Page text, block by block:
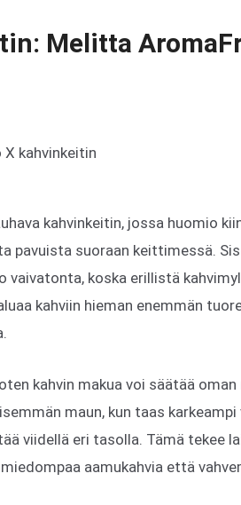
Melitta
kahvinkeitin, jossa huomio
pavuista suoraan keittimessä.
vaivatonta, koska erillistä
kahviin hieman enemmän
kahvin makua voi säätää
maun, kun taas
viidellä eri tasolla. Tämä tekee
aamukahvia että